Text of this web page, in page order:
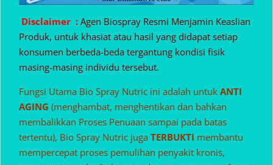
Disclaimer : Agen Biospray Resmi Menjamin Keaslian
Produk, untuk khasiat atau hasil yang didapat setiap
konsumen berbeda-beda tergantung kondisi fisik
masing-masing individu tersebut.
Fungsi Utama Bio Spray Nutric ini adalah untuk ANTI
AGING (menghambat, menghentikan dan bahkan
membalikkan Proses Penuaan sampai pada batas
tertentu), Bio Spray Nutric juga TERBUKTI membantu
mempercepat proses pemulihan penyakit kronis,